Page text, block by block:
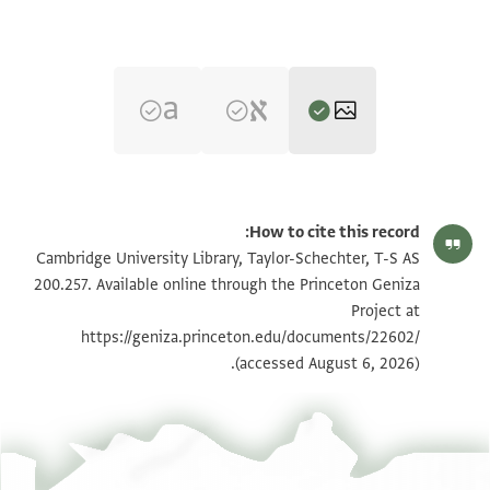
T-S AS 200.257 1v تكبير و تدوير
بيان أذونات الصورة
How to cite this record:
Cambridge University Library, Taylor-Schechter, T-S AS
200.257. Available online through the Princeton Geniza
Project at
https://geniza.princeton.edu/documents/22602/
(accessed August 6, 2026).